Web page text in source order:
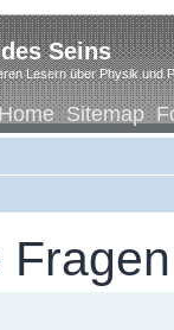
Seins
Lesern über Physik und
Sitemap
Fragen